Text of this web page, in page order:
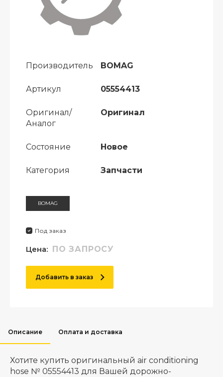
Производитель BOMAG
Артикул 05554413
Оригинал/
Аналог
Оригинал
Состояние Новое
Категория Запчасти
BOMAG
Под заказ
Цена: ПО ЗАПРОСУ
Добавить в заказ
Описание Оплата и доставка
Хотите купить оригинальный air conditioning
hose № 05554413 для Вашей дорожно-